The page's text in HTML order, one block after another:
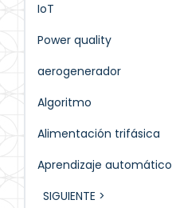
IoT
Power quality
aerogenerador
Algoritmo
Alimentación trifásica
Aprendizaje automático
SIGUIENTE >